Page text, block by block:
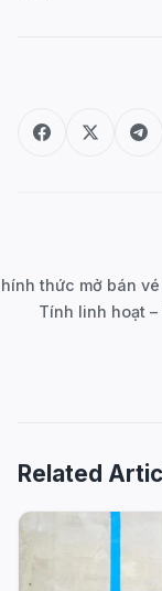
thức mở bán
Tính linh hoạt
Related